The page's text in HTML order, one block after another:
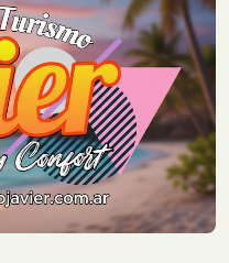
heridas luego de que un
motoc...
un Cigarrillo y su Casa
el Fuego
por un incendio durante la